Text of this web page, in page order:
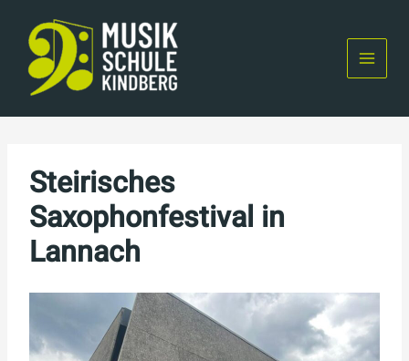
content
Steirisches
Saxophonfestival in
Lannach